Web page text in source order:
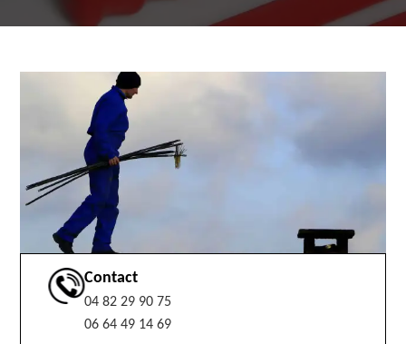
Contact
04 82 29 90 75
06 64 49 14 69